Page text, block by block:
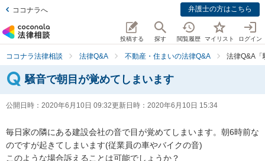
ココナラへ 弁護士の方はこちら
投稿する 探す 閲覧履歴 マイリスト ログイン
ココナラ法律相談 法律Q&A 不動産・住まいの法律Q&A 法律Q&A「
騒音で朝目が覚めてしまいます
公開日時： 2020年6月10日 09:32更新日時： 2020年6月10日 15:34
毎日家の隣にある建設会社の音で目が覚めてしまいます。朝6時前な
のですが起きてしまいます(従業員の車やバイクの音)
このような場合訴えることは可能でしょうか？